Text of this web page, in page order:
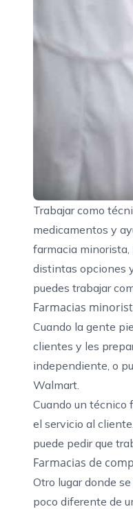
Trabajar como
medicamentos y
farmacia minorista,
distintas opciones
puedes trabajar
Farmacias
Cuando la gente
clientes y les
independiente, o
Walmart.
Cuando un técnico
el servicio al
puede pedir que
Farmacias de
Otro lugar donde
poco diferente de